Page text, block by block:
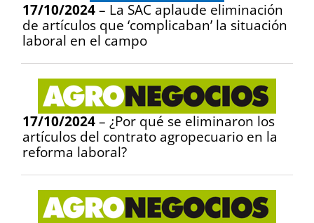
17/10/2024 – La SAC aplaude eliminación
de artículos que ‘complicaban’ la situación
laboral en el campo
17/10/2024 – ¿Por qué se eliminaron los
artículos del contrato agropecuario en la
reforma laboral?